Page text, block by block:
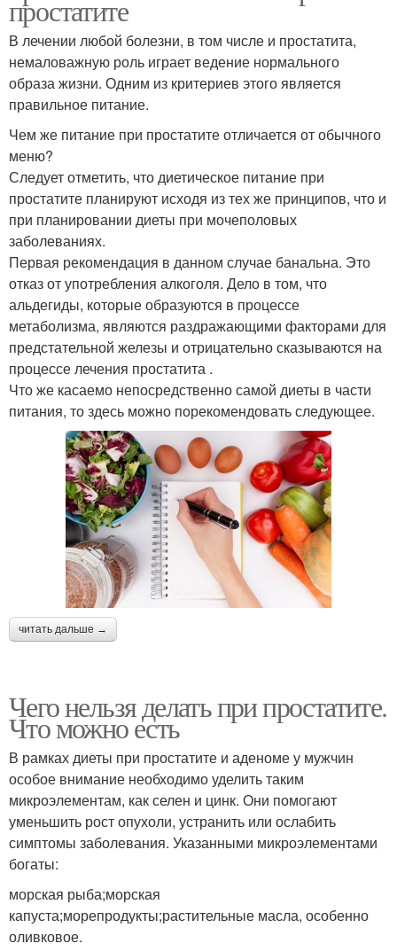
простатите
В лечении любой болезни, в том числе и простатита,
немаловажную роль играет ведение нормального
образа жизни. Одним из критериев этого является
правильное питание.
Чем же питание при простатите отличается от обычного
меню?
Следует отметить, что диетическое питание при
простатите планируют исходя из тех же принципов, что и
при планировании диеты при мочеполовых
заболеваниях.
Первая рекомендация в данном случае банальна. Это
отказ от употребления алкоголя. Дело в том, что
альдегиды, которые образуются в процессе
метаболизма, являются раздражающими факторами для
предстательной железы и отрицательно сказываются на
процессе лечения простатита .
Что же касаемо непосредственно самой диеты в части
питания, то здесь можно порекомендовать следующее.
читать дальше →
Чего нельзя делать при простатите.
Что можно есть
В рамках диеты при простатите и аденоме у мужчин
особое внимание необходимо уделить таким
микроэлементам, как селен и цинк. Они помогают
уменьшить рост опухоли, устранить или ослабить
симптомы заболевания. Указанными микроэлементами
богаты:
морская рыба;морская
капуста;морепродукты;растительные масла, особенно
оливковое.